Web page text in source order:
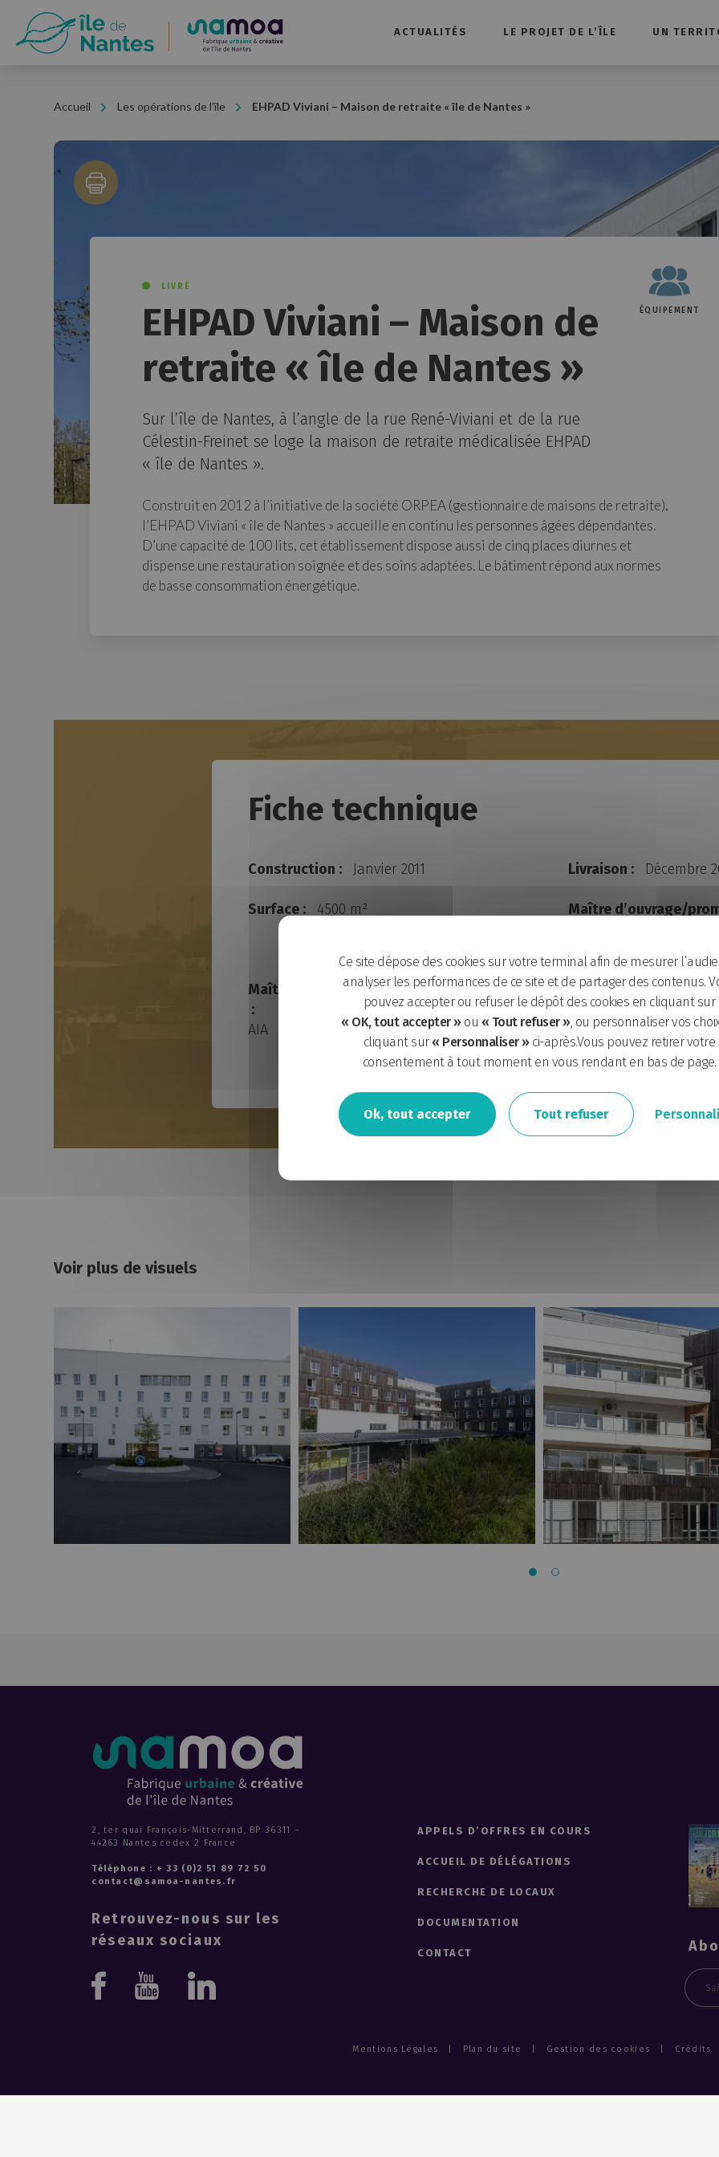
ACTUALITÉS LE PROJET DE L’ÎLE UN
Accueil Les opérations de l'île EHPAD Viviani – Maison de retraite « île de Nantes »
ÉQUIPEMENT
LIVRÉ
EHPAD Viviani – Maison de
retraite « île de Nantes »
Sur l’île de Nantes, à l’angle de la rue René-Viviani et de la rue
Célestin-Freinet se loge la maison de retraite médicalisée EHPAD
« île de Nantes ».
Construit en 2012 à l’initiative de la société ORPEA (gestionnaire de maisons de retraite),
l’EHPAD Viviani « île de Nantes » accueille en continu les personnes âgées dépendantes.
D’une capacité de 100 lits, cet établissement dispose aussi de cinq places diurnes et
dispense une restauration soignée et des soins adaptées. Le bâtiment répond aux normes
de basse consommation énergétique.
Fiche technique
Construction : Janvier 2011 Livraison : Décembre
Surface : 4500 m²
Maître d’ouvrage/
Maître d’œuvre/architecte/paysagiste
:
AIA
Adresse :
Rue René-Viviani
Voir plus de visuels
2, ter quai François-Mitterrand, BP 36311 –
44263 Nantes cedex 2 France
Téléphone : + 33 (0)2 51 89 72 50
contact@samoa-nantes.fr
Retrouvez-nous sur les
réseaux sociaux
Youtube
APPELS D’OFFRES EN COURS
ACCUEIL DE DÉLÉGATIONS
RECHERCHE DE LOCAUX
DOCUMENTATION
CONTACT
Email
Mentions Légales Plan du site Gestion des cookies Crédits
Panneau de gestion des cookies
Ce site dépose des cookies sur votre terminal afin de mesurer
analyser les performances de ce site et de partager des contenus.
pouvez accepter ou refuser le dépôt des cookies en cliquant sur
« OK, tout accepter » ou « Tout refuser » , ou personnaliser vos
cliquant sur « Personnaliser » ci-après.Vous pouvez retirer votre
consentement à tout moment en vous rendant en bas de page.
Ok, tout accepter Tout refuser